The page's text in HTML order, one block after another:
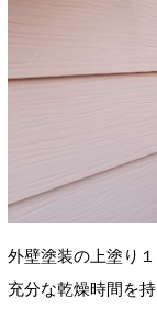
外壁塗装の上塗り
充分な乾燥時間を